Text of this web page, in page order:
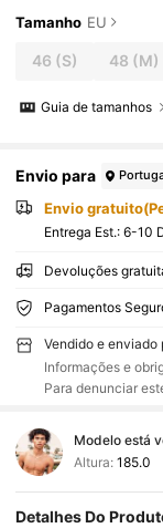
Tamanho EU
46 (S) 48 (M)
Guia de tamanhos
Envio para
Envio
Entrega Est.: 6-10
Devoluções
Pagamentos
Vendido e enviado
Informações e
Para denunciar
Modelo está
Altura: 185.0
Detalhes Do